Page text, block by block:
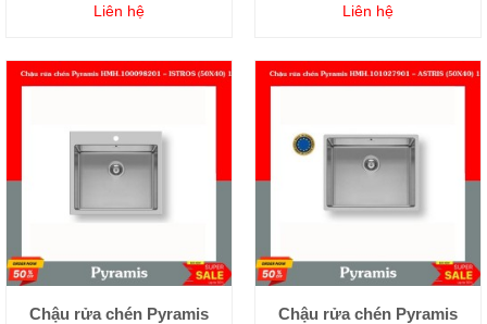
Liên hệ Liên hệ
Chậu rửa chén Pyramis
Chậu rửa chén Pyramis